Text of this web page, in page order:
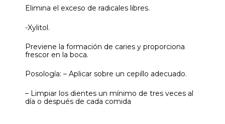
Elimina el exceso de radicales libres.
-Xylitol.
Previene la formación de caries y proporciona
frescor en la boca.
Posología: – Aplicar sobre un cepillo adecuado.
– Limpiar los dientes un mínimo de tres veces al
día o después de cada comida